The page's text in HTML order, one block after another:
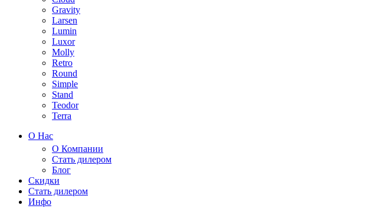
Gravity
Larsen
Lumin
Luxor
Molly
Retro
Round
Simple
Stand
Teodor
Terra
О Нас
О Компании
Стать дилером
Блог
Скидки
Стать дилером
Инфо